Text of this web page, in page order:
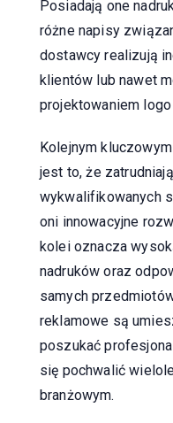
Posiadają one
różne napisy
dostawcy realizują
klientów lub nawet
projektowaniem
Kolejnym
jest to, że
wykwalifikowanych
oni innowacyjne
kolei oznacza
nadruków oraz
samych
reklamowe są
poszukać
się pochwalić
branżowym.